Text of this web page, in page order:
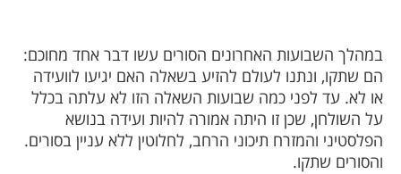
במהלך השבועות האחרונים הסורים עשו דבר אחד מחוכם:
הם שתקו, ונתנו לעולם להזיע בשאלה האם יגיעו לוועידה
או לא. עד לפני כמה שבועות השאלה הזו לא עלתה בכלל
על השולחן, שכן זו היתה אמורה להיות ועידה בנושא
הפלסטיני והמזרח תיכוני הרחב, לחלוטין ללא עניין בסורים.
והסורים שתקו.